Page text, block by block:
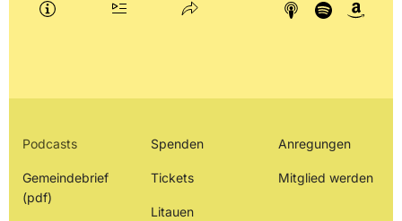
Podcasts
Gemeindebrief
(pdf)
Spenden
Tickets
Litauen
Anregungen
Mitglied werden